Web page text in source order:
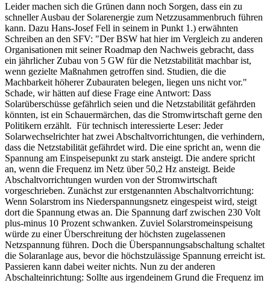
Leider machen sich die Grünen dann noch Sorgen, dass ein zu
schneller Ausbau der Solarenergie zum Netzzusammenbruch führen
kann. Dazu Hans-Josef Fell in seinem in Punkt 1.) erwähnten
Schreiben an den SFV: "Der BSW hat hier im Vergleich zu anderen
Organisationen mit seiner Roadmap den Nachweis gebracht, dass
ein jährlicher Zubau von 5 GW für die Netzstabilität machbar ist,
wenn gezielte Maßnahmen getroffen sind. Studien, die die
Machbarkeit höherer Zubauraten belegen, liegen uns nicht vor."
Schade, wir hätten auf diese Frage eine Antwort: Dass
Solarüberschüsse gefährlich seien und die Netzstabilität gefährden
könnten, ist ein Schauermärchen, das die Stromwirtschaft gerne den
Politikern erzählt. Für technisch interessierte Leser: Jeder
Solarwechselrichter hat zwei Abschaltvorrichtungen, die verhindern,
dass die Netzstabilität gefährdet wird. Die eine spricht an, wenn die
Spannung am Einspeisepunkt zu stark ansteigt. Die andere spricht
an, wenn die Frequenz im Netz über 50,2 Hz ansteigt. Beide
Abschaltvorrichtungen wurden von der Stromwirtschaft
vorgeschrieben. Zunächst zur erstgenannten Abschaltvorrichtung:
Wenn Solarstrom ins Niederspannungsnetz eingespeist wird, steigt
dort die Spannung etwas an. Die Spannung darf zwischen 230 Volt
plus-minus 10 Prozent schwanken. Zuviel Solarstromeinspeisung
würde zu einer Überschreitung der höchsten zugelassenen
Netzspannung führen. Doch die Überspannungsabschaltung schaltet
die Solaranlage aus, bevor die höchstzulässige Spannung erreicht ist.
Passieren kann dabei weiter nichts. Nun zu der anderen
Abschalteinrichtung: Sollte aus irgendeinem Grund die Frequenz im